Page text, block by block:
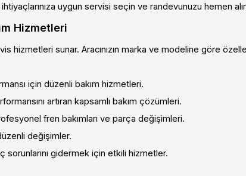
uygun servisi seçin ve randevunuzu hemen
Hizmetleri
hizmetleri sunar. Aracınızın marka ve modeline göre
için düzenli bakım hizmetleri.
artıran kapsamlı bakım çözümleri.
fren bakımları ve parça değişimleri.
değişimler.
sorunlarını gidermek için etkili hizmetler.